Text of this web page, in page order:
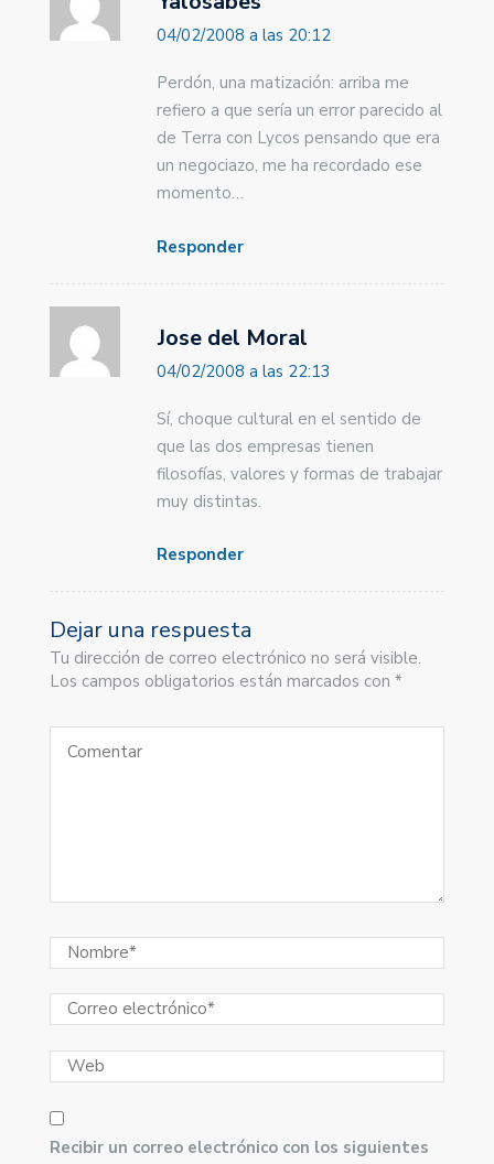
04/02/2008 a las 20:12
Perdón, una matización: arriba me
refiero a que sería un error parecido al
de Terra con Lycos pensando que era
un negociazo, me ha recordado ese
momento…
Responder
Jose del Moral
04/02/2008 a las 22:13
Sí, choque cultural en el sentido de
que las dos empresas tienen
filosofías, valores y formas de trabajar
muy distintas.
Responder
Dejar una respuesta
Tu dirección de correo electrónico no será visible.
Los campos obligatorios están marcados con *
Recibir un correo electrónico con los siguientes